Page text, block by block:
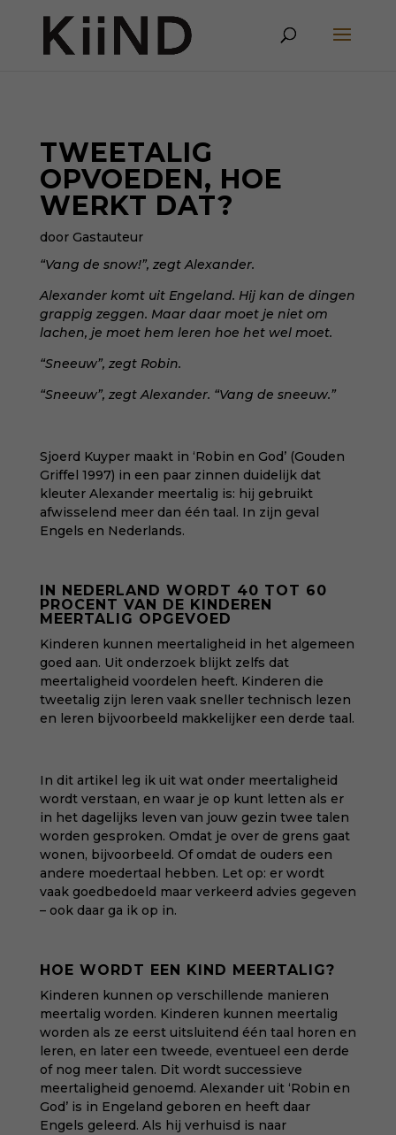
TWEETALIG
OPVOEDEN, HOE
WERKT DAT?
door Gastauteur
“Vang de snow!”, zegt Alexander.
Alexander komt uit Engeland. Hij kan de dingen
grappig zeggen. Maar daar moet je niet om
lachen, je moet hem leren hoe het wel moet.
“Sneeuw”, zegt Robin.
“Sneeuw”, zegt Alexander. “Vang de sneeuw.”
Sjoerd Kuyper maakt in ‘Robin en God’(Gouden
Griffel 1997) in een paar zinnen duidelijk dat
kleuter Alexander meertalig is: hij gebruikt
afwisselend meer dan één taal. In zijn geval
Engels en Nederlands.
IN NEDERLAND WORDT 40 TOT 60
PROCENT VAN DE KINDEREN
MEERTALIG OPGEVOED
Kinderen kunnen meertaligheid in het algemeen
goed aan. Uit onderzoek blijkt zelfs dat
meertaligheid voordelen heeft. Kinderen die
tweetalig zijn leren vaak sneller technisch lezen
en leren bijvoorbeeld makkelijker een derde taal.
In dit artikel leg ik uit wat onder meertaligheid
wordt verstaan, en waar je op kunt letten als er
in het dagelijks leven van jouw gezin twee talen
worden gesproken. Omdat je over de grens gaat
wonen, bijvoorbeeld. Of omdat de ouders een
andere moedertaal hebben. Let op: er wordt
vaak goedbedoeld maar verkeerd advies gegeven
– ook daar ga ik op in.
HOE WORDT EEN KIND MEERTALIG?
Kinderen kunnen op verschillende manieren
meertalig worden. Kinderen kunnen meertalig
worden als ze eerst uitsluitend één taal horen en
leren, en later een tweede, eventueel een derde
of nog meer talen. Dit wordt successieve
meertaligheid genoemd. Alexander uit ‘Robin en
God’ is in Engeland geboren en heeft daar
Engels geleerd. Als hij verhuisd is naar